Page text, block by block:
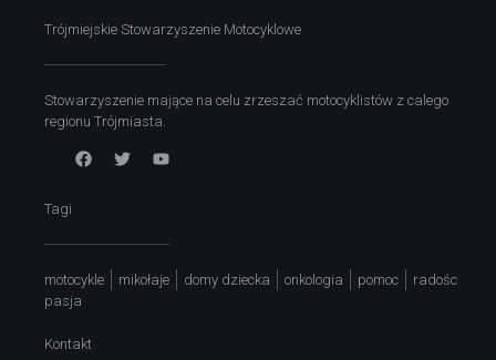
Trójmiejskie Stowarzyszenie Motocyklowe
Stowarzyszenie mające na celu zrzeszać motocyklistów z calego
regionu Trójmiasta.
Tagi
motocykle mikołaje domy dziecka onkologia pomoc
radośc
pasja
Kontakt